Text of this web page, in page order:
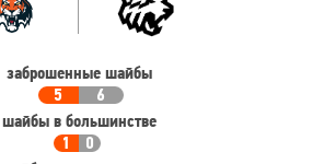
заброшенные шайбы
5
6
шайбы в большинстве
1
0